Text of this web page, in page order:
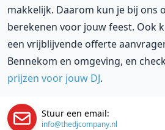
makkelijk. Daarom kun je bij ons
berekenen voor jouw feest. Ook
een vrijblijvende offerte
Bennekom en omgeving, en
prijzen voor jouw DJ.
Stuur een email:
info@thedjcompany.nl